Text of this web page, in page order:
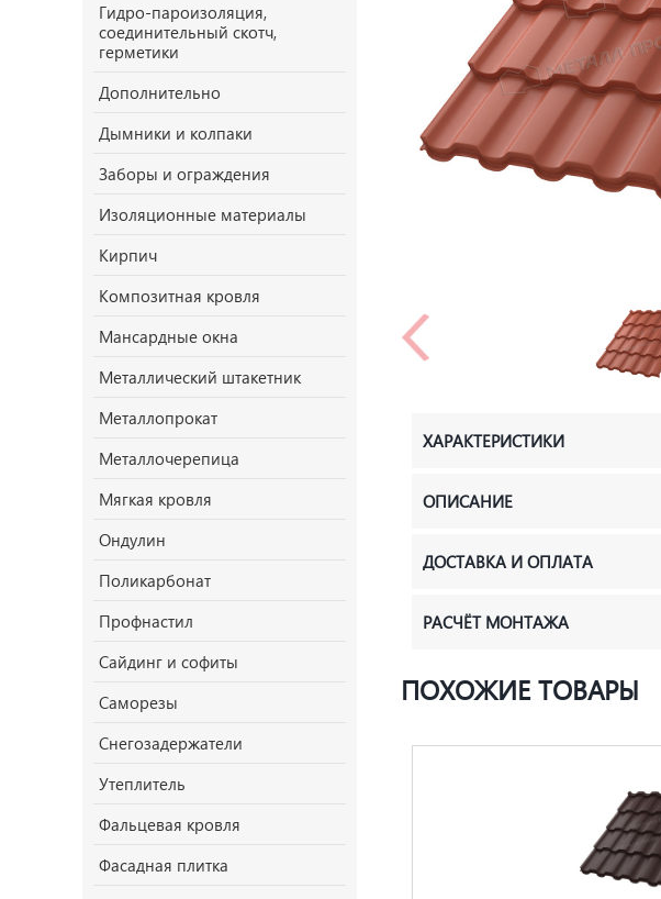
Гидро-пароизоляция,
соединительный скотч,
герметики
Дополнительно
Дымники и колпаки
Заборы и ограждения
Изоляционные материалы
Кирпич
Композитная кровля
Мансардные окна
Металлический штакетник
Металлопрокат
Металлочерепица
Мягкая кровля
Ондулин
Поликарбонат
Профнастил
Сайдинг и софиты
Саморезы
Снегозадержатели
Утеплитель
Фальцевая кровля
Фасадная плитка
ХАРАКТЕРИСТИКИ
ОПИСАНИЕ
ДОСТАВКА И ОПЛАТА
РАСЧЁТ МОНТАЖА
ПОХОЖИЕ ТОВАРЫ